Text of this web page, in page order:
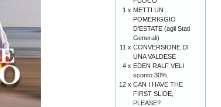
1 x METTI UN
POMERIGGIO
D'ESTATE (agli Stati
Generali)
11 x CONVERSIONE DI
UNA VALDESE
4 x EDEN RALF VELI
sconto 30%
12 x CAN I HAVE THE
FIRST SLIDE,
PLEASE?